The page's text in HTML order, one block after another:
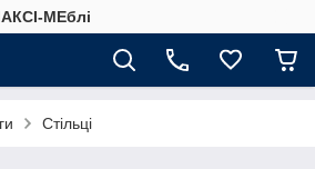
МЕблі
Стільці